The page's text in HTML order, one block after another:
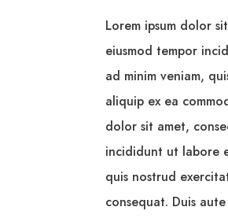
Lorem ipsum dolor
eiusmod tempor
ad minim veniam,
aliquip ex ea
dolor sit amet,
incididunt ut labore
quis nostrud
consequat. Duis